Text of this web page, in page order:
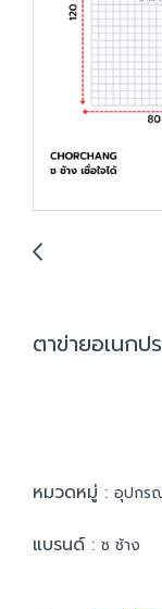
ตาข่ายอเนก
หมวดหมู่ : อุปกร
แบรนด์ : ช ช้าง